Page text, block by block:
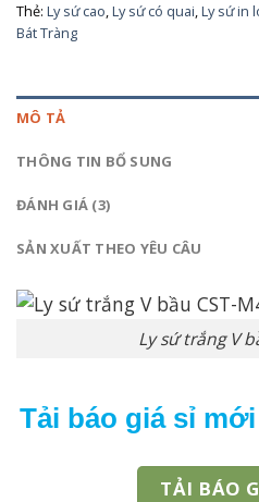
Thẻ: Ly sứ cao,Ly sứ có quai,Ly sứ in
Bát Tràng
MÔ TẢ
THÔNG TIN BỔ SUNG
ĐÁNH GIÁ (3)
SẢN XUẤT THEO YÊU CÂU
Ly sứ trắng V
Tải báo giá sỉ
TẢI BÁO